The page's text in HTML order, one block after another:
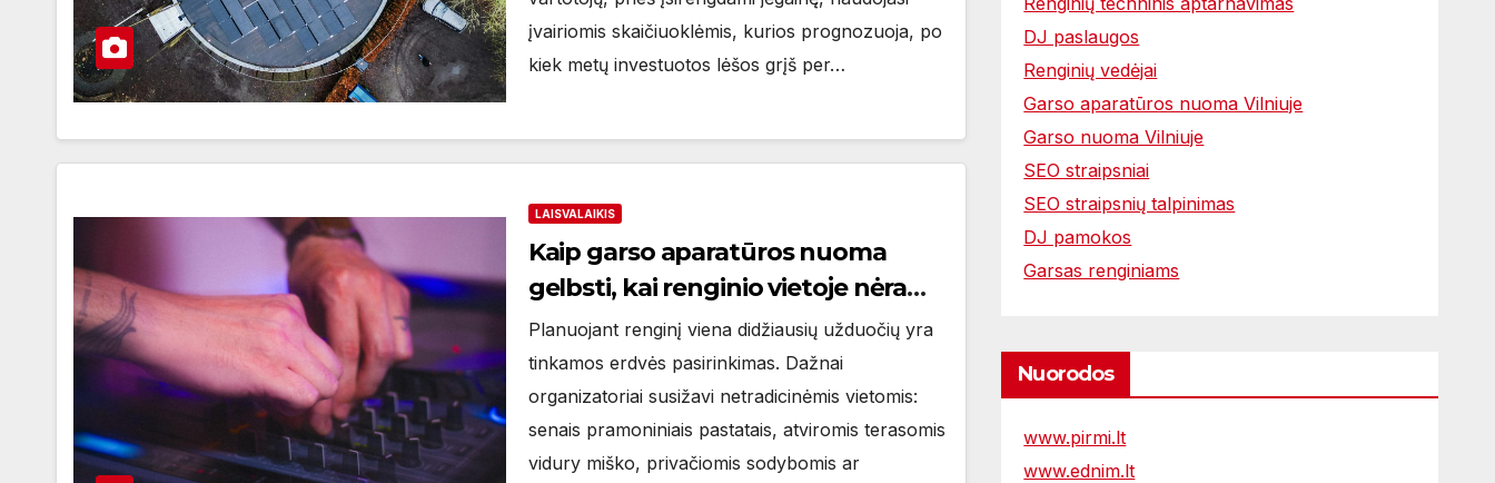
įvairiomis skaičiuoklėmis, kurios prognozuoja, po
kiek metų investuotos lėšos grįš per…
LAISVALAIKIS
Kaip garso aparatūros nuoma
gelbsti, kai renginio vietoje nėra
jokios technikos
Planuojant renginį viena didžiausių užduočių yra
tinkamos erdvės pasirinkimas. Dažnai
organizatoriai susižavi netradicinėmis vietomis:
senais pramoniniais pastatais, atviromis terasomis
vidury miško, privačiomis sodybomis ar
DJ paslaugos
Renginių vedėjai
Garso aparatūros nuoma Vilniuje
Garso nuoma Vilniuje
SEO straipsniai
SEO straipsnių talpinimas
DJ pamokos
Garsas renginiams
Nuorodos
www.pirmi.lt
www.ednim.lt